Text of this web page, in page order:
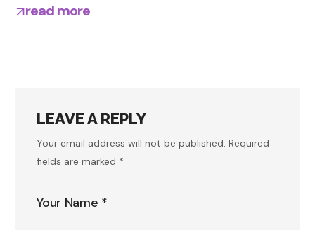
read more
LEAVE A REPLY
Your email address will not be published. Required
fields are marked *